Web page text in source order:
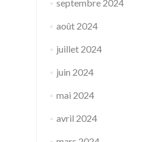
septembre 2024
août 2024
juillet 2024
juin 2024
mai 2024
avril 2024